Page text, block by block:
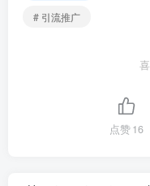
# 引流推广
点赞16